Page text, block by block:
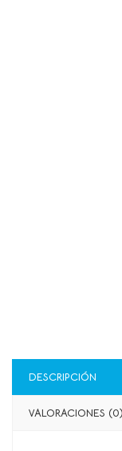
DESCRIPCIÓN
VALORACIONES (0)